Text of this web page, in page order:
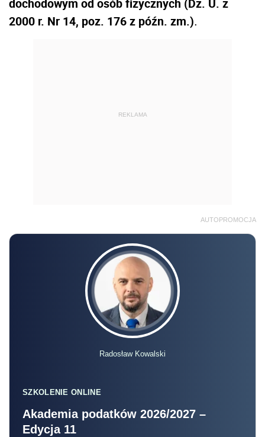
dochodowym od osób fizycznych (Dz. U. z
2000 r. Nr 14, poz. 176 z późn. zm.).
REKLAMA
AUTOPROMOCJA
Radosław Kowalski
SZKOLENIE ONLINE
Akademia podatków 2026/2027 –
Edycja 11